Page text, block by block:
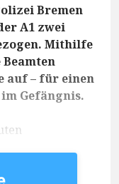
Bremen
A1 zwei
Mithilfe
auf – für einen
Gefängnis.